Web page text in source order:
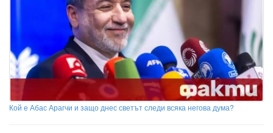
Кой е Абас Арагчи и защо днес светът следи всяка негова дума?